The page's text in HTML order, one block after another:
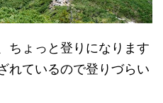
ちょっと登りになります
れているので登りづらい